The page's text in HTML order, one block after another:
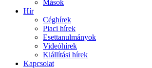
Mások
Hír
Céghírek
Piaci hírek
Esettanulmányok
Videóhírek
Kiállítási hírek
Kapcsolat